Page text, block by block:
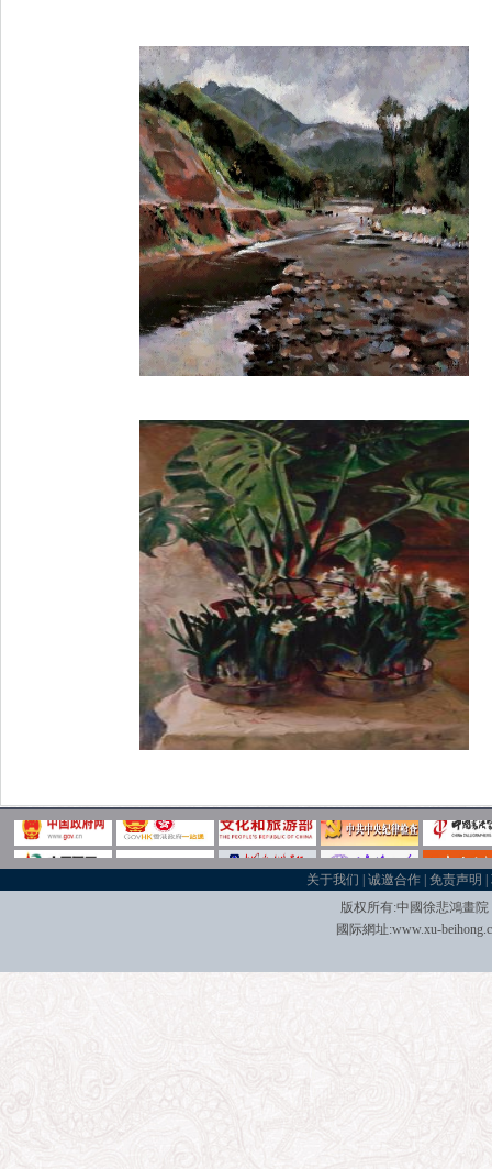
关于我们 |诚邀合作 |免责声明 |
版权所有:中國徐悲鴻畫
國际網址:www.xu-